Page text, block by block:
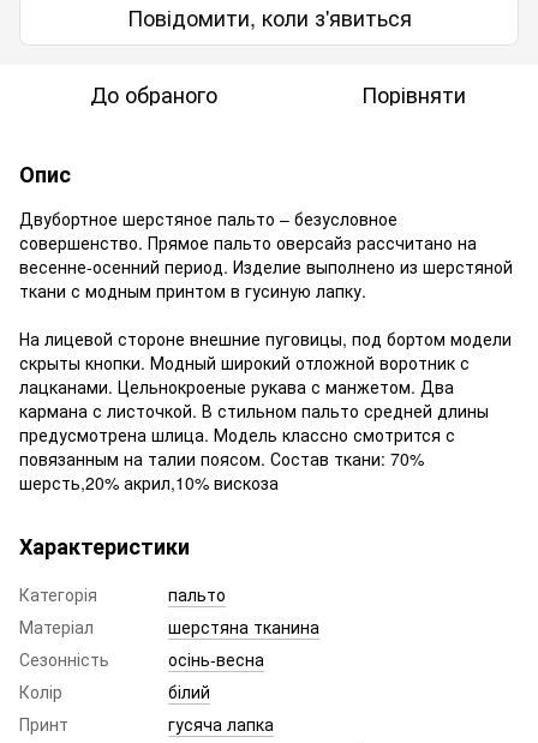
Повідомити, коли з'явиться
До обраного Порівняти
Опис
Двубортное шерстяное пальто – безусловное
совершенство. Прямое пальто оверсайз рассчитано на
весенне-осенний период. Изделие выполнено из шерстяной
ткани с модным принтом в гусиную лапку.
На лицевой стороне внешние пуговицы, под бортом модели
скрыты кнопки. Модный широкий отложной воротник с
лацканами. Цельнокроеные рукава с манжетом. Два
кармана с листочкой. В стильном пальто средней длины
предусмотрена шлица. Модель классно смотрится с
повязанным на талии поясом. Состав ткани: 70%
шерсть,20% акрил,10% вискоза
Характеристики
Категорія
пальто
Матеріал
шерстяна тканина
Сезонність
осінь-весна
Колір
білий
Принт
гусяча лапка